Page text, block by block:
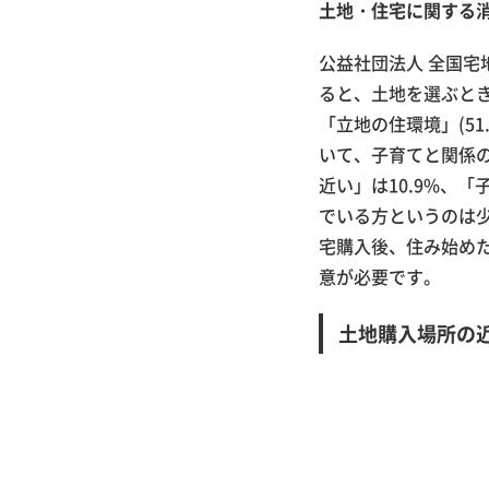
土地・住宅に関する
公益社団法人 全国
ると、土地を選ぶと
「立地の住環境」
いて、子育てと関係
近い」は10.9%、「
でいる方というのは
宅購入後、住み始め
意が必要です。
土地購入場所の